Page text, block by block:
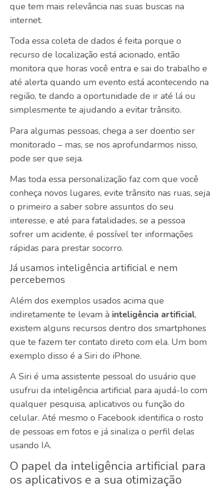
que tem mais relevância nas suas buscas na
internet.
Toda essa coleta de dados é feita porque o
recurso de localização está acionado, então
monitora que horas você entra e sai do trabalho e
até alerta quando um evento está acontecendo na
região, te dando a oportunidade de ir até lá ou
simplesmente te ajudando a evitar trânsito.
Para algumas pessoas, chega a ser doentio ser
monitorado – mas, se nos aprofundarmos nisso,
pode ser que seja.
Mas toda essa personalização faz com que você
conheça novos lugares, evite trânsito nas ruas, seja
o primeiro a saber sobre assuntos do seu
interesse, e até para fatalidades, se a pessoa
sofrer um acidente, é possível ter informações
rápidas para prestar socorro.
Já usamos inteligência artificial e nem
percebemos
Além dos exemplos usados acima que
indiretamente te levam à inteligência artificial,
existem alguns recursos dentro dos smartphones
que te fazem ter contato direto com ela. Um bom
exemplo disso é a Siri do iPhone.
A Siri é uma assistente pessoal do usuário que
usufrui da inteligência artificial para ajudá-lo com
qualquer pesquisa, aplicativos ou função do
celular. Até mesmo o Facebook identifica o rosto
de pessoas em fotos e já sinaliza o perfil delas
usando IA.
O papel da inteligência artificial para
os aplicativos e a sua otimização